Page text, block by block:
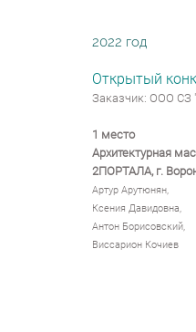
2022 год
Открытый
Заказчик: ООО
1 место
Архитектурная
2ПОРТАЛА,г.
Артур Арутюнян,
Ксения Давидовна,
Антон Борисовский,
Виссарион Кочиев